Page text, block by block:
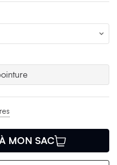
MON SAC